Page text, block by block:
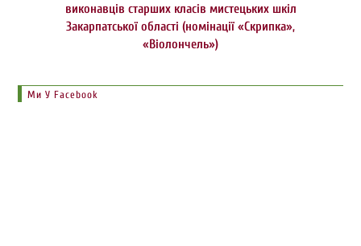
виконавців старших класів мистецьких шкіл
Закарпатської області (номінації «Скрипка»,
«Віолончель»)
Ми У Facebook